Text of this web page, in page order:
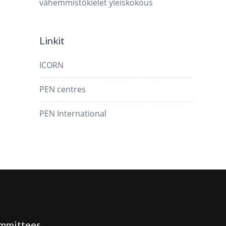
vähemmistökieletyleiskokous
Linkit
ICORN
PEN centres
PEN International